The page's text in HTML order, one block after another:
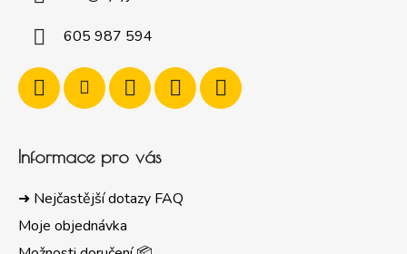
605 987 594
Informace pro vás
➜ Nejčastější dotazy FAQ
Moje objednávka